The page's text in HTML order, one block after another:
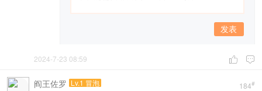
发表
 
2024-7-23 08:59
184#
阎王佐罗 Lv.1 冒泡